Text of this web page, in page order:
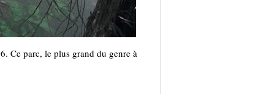
Ce parc, le plus grand du genre à